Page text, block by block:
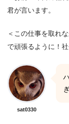
君が言います。
＜この仕事を取れ
で頑張るように！
sat0330